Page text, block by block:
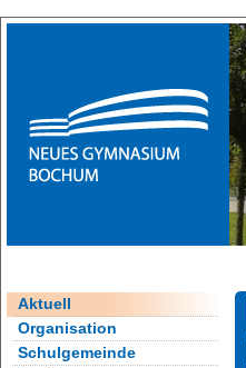
Aktuell
Organisation
Schulgemeinde